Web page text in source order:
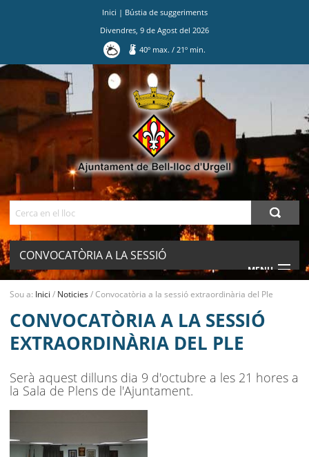
Inici | Bústia de suggeriments
Divendres 9 de Agost del 2026
40º max./ 21º min.
CONVOCATÒRIA A LA SESSIÓ
EXTRAORDINÀRIA DEL PLE
MENU
AJUNTAMENT
MUNICIPI
SEU ELECTRÒNICA
BELL-LLOC SOLUCIONA
Sou a: Inici / Noticies/Convocatòria a la sessió extraordinària del Ple
CONVOCATÒRIA A LA SESSIÓ
EXTRAORDINÀRIA DEL PLE
Serà aquest dilluns dia 9 d'octubre a les 21 hores a
la Sala de Plens de l'Ajuntament.